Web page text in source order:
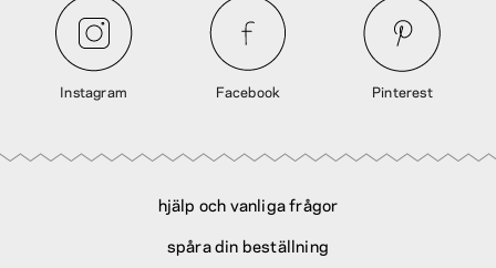
Instagram Facebook Pinterest
hjälp och vanliga frågor
spåra din beställning